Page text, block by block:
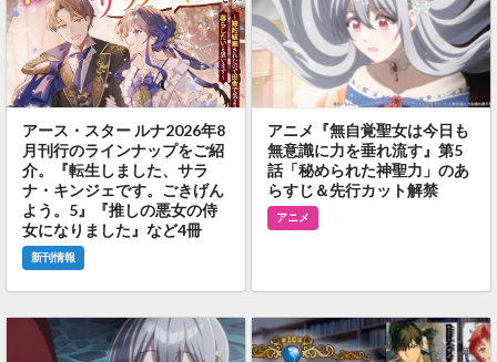
アース・スター ルナ2026年8
月刊行のラインナップをご紹
介。『転生しました、サラ
ナ・キンジェです。ごきげん
よう。5』『推しの悪女の侍
女になりました』など4冊
新刊情報
アニメ『無自覚聖女は今日も
無意識に力を垂れ流す』第5
話「秘められた神聖力」のあ
らすじ＆先行カット解禁
アニメ